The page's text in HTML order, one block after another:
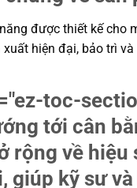
được thiết kế cho
hiện đại, bảo trì
toc-
tới cân
rộng về
giúp kỹ sư